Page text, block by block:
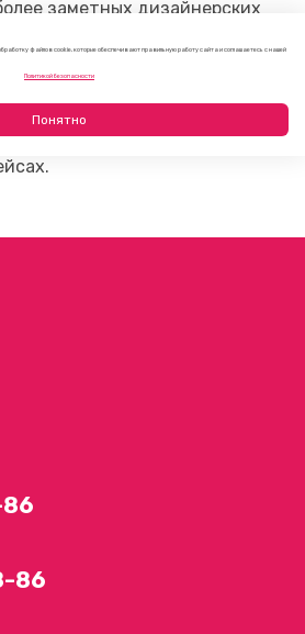
заметных дизайнерских
молний с доставкой на дом на
их в
Москве и Санкт‑Петербурге, а
86
86
файлов cookie, которые обеспечивают правильную работу сайта и соглашаетесь с нашей
Политикой безопасности
Понятно